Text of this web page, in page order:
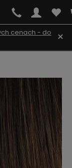
cenach - do
×